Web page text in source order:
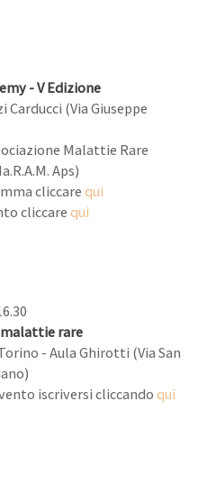
- V Edizione
Carducci (Via Giuseppe
Malattie Rare
Aps)
cliccarequi
cliccarequi
rare
- Aula Ghirotti (Via San
iscriversi cliccandoqui